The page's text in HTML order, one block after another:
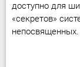
доступно для
«секретов»
непосвященных.